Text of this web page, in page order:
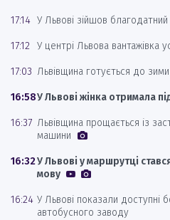
17:14 У Львові зійшов
17:12 У центрі Львова вантажівка
17:03 Львівщина готується до
16:58У Львові жінка отримала
16:37 Львівщина прощається із
машини
16:32У Львові у маршрутці
мову
16:24 У Львові показали доступні
автобусного заводу